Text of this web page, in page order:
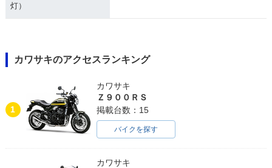
灯）
カワサキのアクセスランキング
1
カワサキ
Ｚ９００ＲＳ
掲載台数：15
バイクを探す
カワサキ